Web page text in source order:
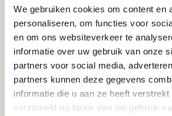
We gebruiken cookies om content en
personaliseren, om functies voor
en om ons websiteverkeer te
informatie over uw gebruik van onze
partners voor social media,
partners kunnen deze gegevens
informatie die u aan ze heeft verstrekt
verzameld op basis van uw gebruik
vanzelf naar je toe als de
gezakt.
Zoek op tijd afleiding:soms
het zware gesprek even iets
Ga een stuk wandelen of
om de spanning even te